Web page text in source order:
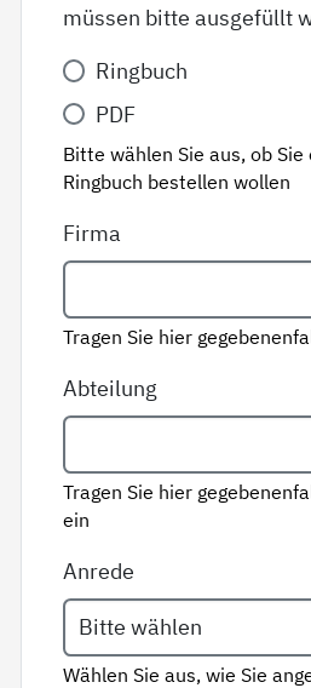
müssen bitte ausgefüllt
Variante*
Ringbuch
PDF
Bitte wählen Sie aus, ob Sie
Ringbuch bestellen wollen
Firma
Tragen Sie hier
Abteilung
Tragen Sie hier
ein
Anrede
Wählen Sie aus, wie Sie